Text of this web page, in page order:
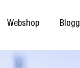
Webshop Blogg